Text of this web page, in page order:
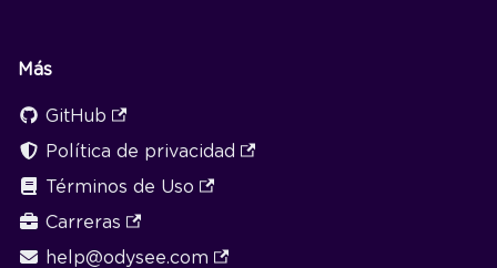
Más
GitHub
Política de privacidad
Términos de Uso
Carreras
help@odysee.com